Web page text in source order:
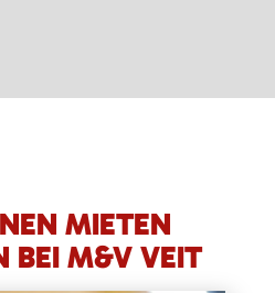
MIETEN
BEI M&V VEIT